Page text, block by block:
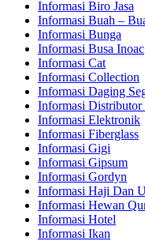
Informasi Biro Jasa
Informasi Buah –
Informasi Bunga
Informasi Busa Inoac
Informasi Cat
Informasi Collection
Informasi Daging
Informasi Distributor
Informasi Elektronik
Informasi Fiberglass
Informasi Gigi
Informasi Gipsum
Informasi Gordyn
Informasi Haji Dan
Informasi Hewan
Informasi Hotel
Informasi Ikan